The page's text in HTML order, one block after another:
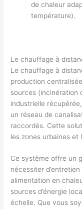
de chaleur
température).
Le chauffage à
Le chauffage à
production
sources (incinération
industrielle
un réseau de
raccordés. Cette
les zones urbaines et
Ce système offre un
nécessiter
alimentation en
sources d’énergie
échelle. Que vous